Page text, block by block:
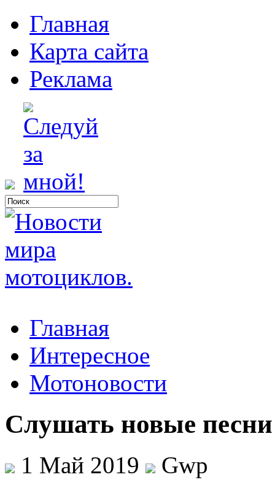
Главная
Карта сайта
Реклама
Главная
Интересное
Мотоновости
Cлушать новые
1 Май 2019
Gwp